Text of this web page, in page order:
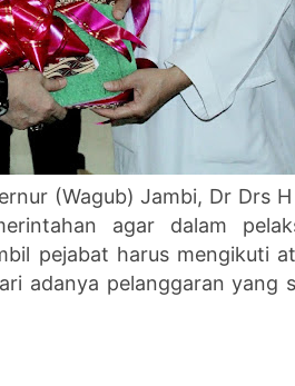
(Wagub) Jambi, Dr Drs
agar dalam
pejabat harus mengikuti
adanya pelanggaran yang